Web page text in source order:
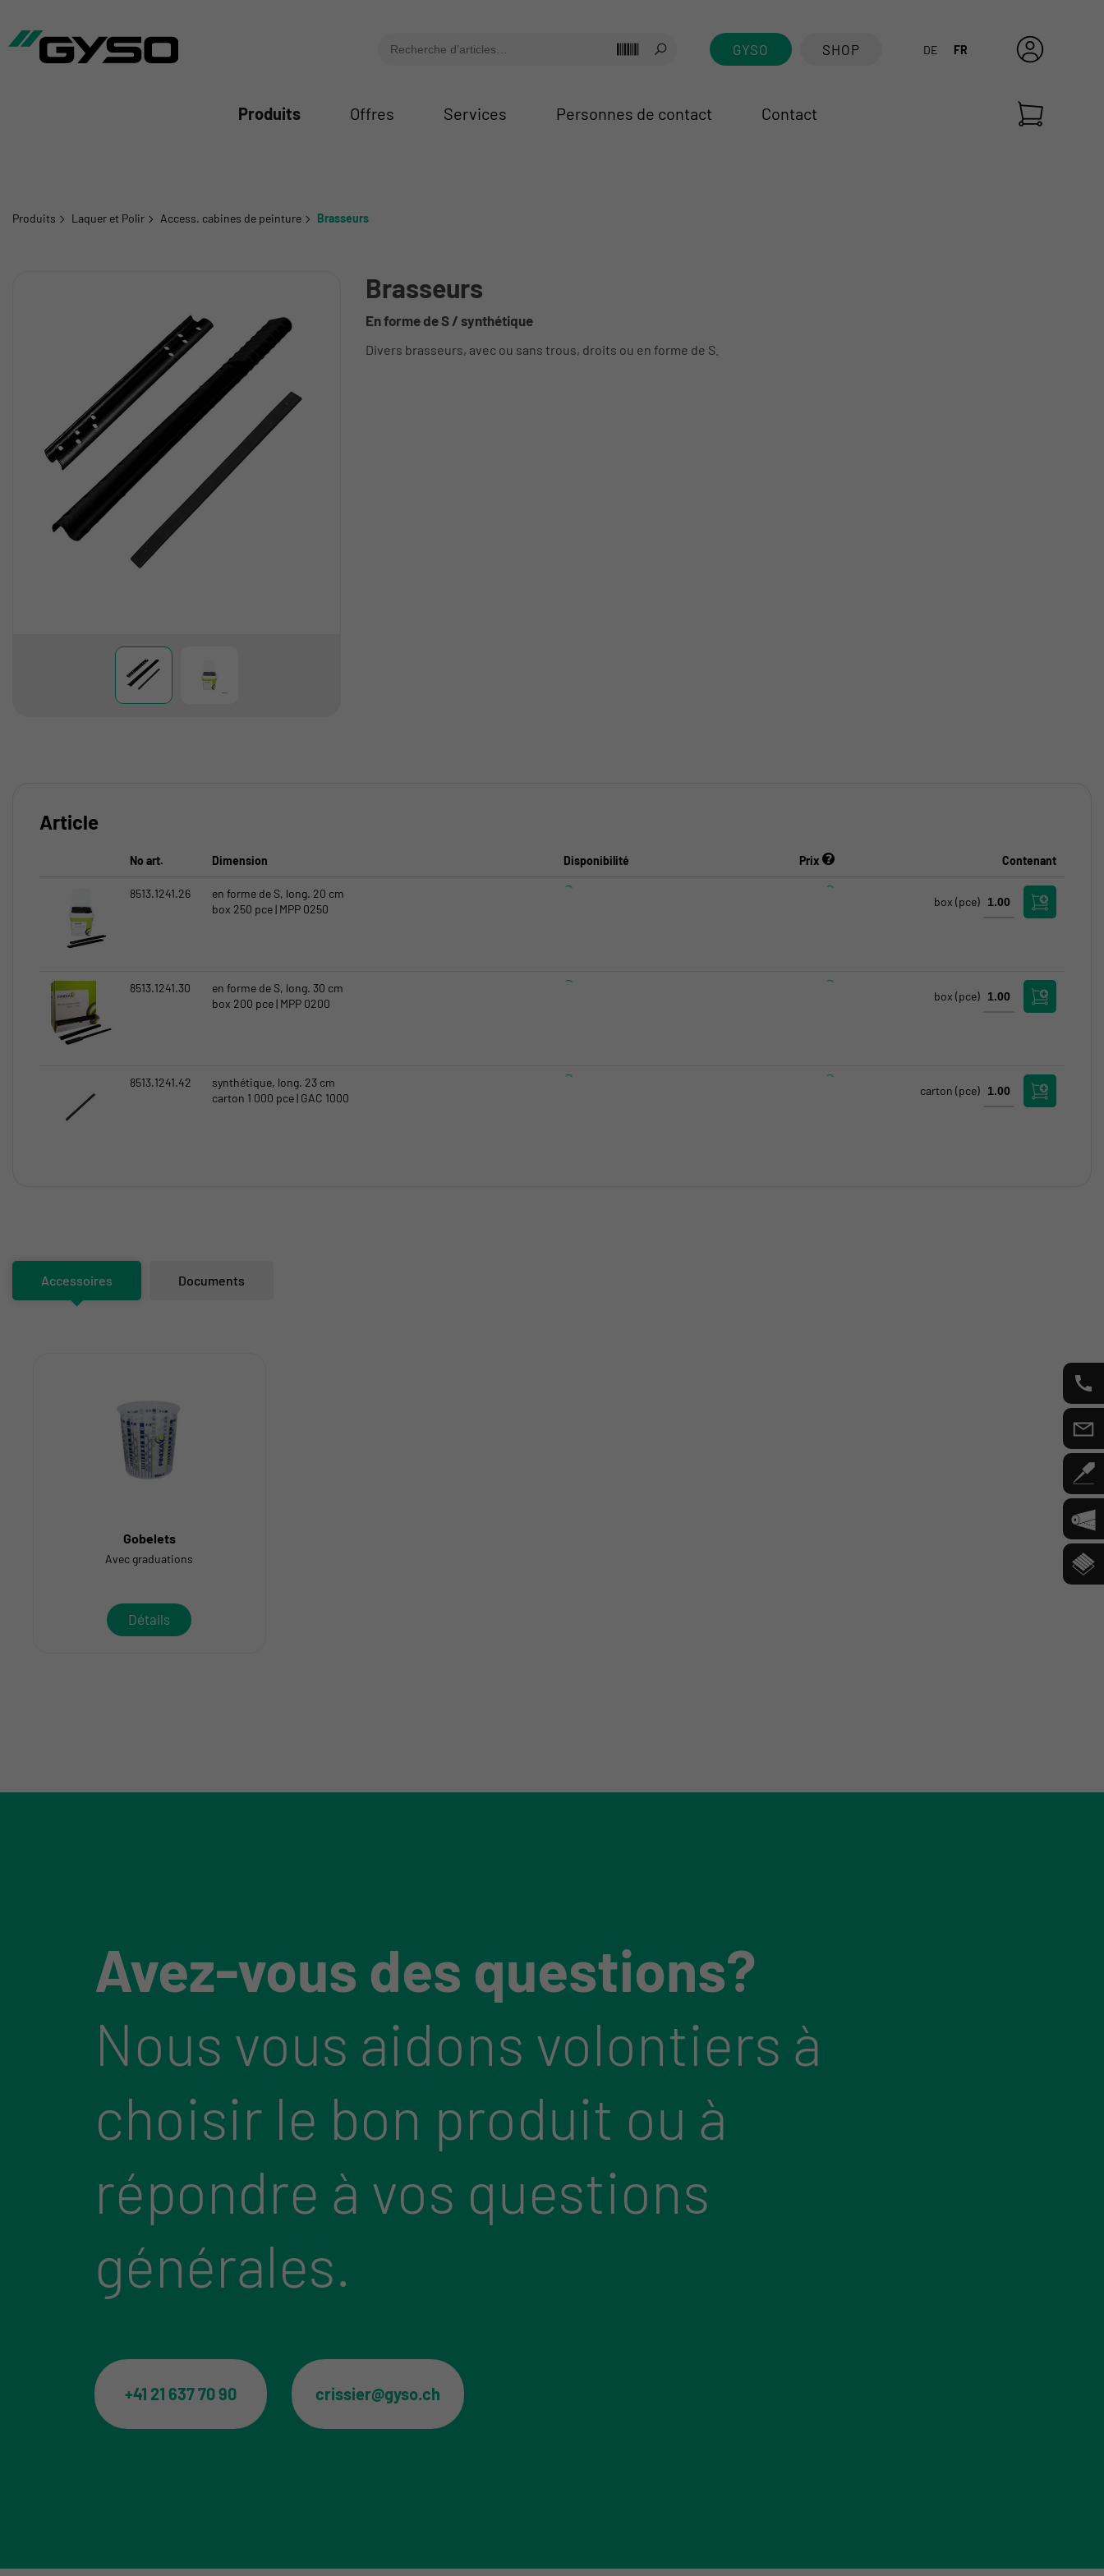
GYSO SHOP DE FR
Produits Offres Services Personnes de contact Contact
Produits Laquer et Polir Access. cabines de peinture Brasseurs
Brasseurs
En forme de S / synthétique
Divers brasseurs, avec ou sans trous, droits ou en forme de S.
Article
No art. Dimension Disponibilité Prix Contenant
8513.1241.26
en forme de S, long. 20 cm
box 250 pce | MPP 0250
box (pce)
8513.1241.30
en forme de S, long. 30 cm
box 200 pce | MPP 0200
box (pce)
8513.1241.42
synthétique, long. 23 cm
carton 1 000 pce | GAC 1000
carton (pce)
Accessoires Documents
Gobelets
Avec graduations
Détails
Avez-vous des questions?
Nous vous aidons volontiers à
choisir le bon produit ou à
répondre à vos questions
générales.
+41 21 637 70 90 crissier@gyso.ch